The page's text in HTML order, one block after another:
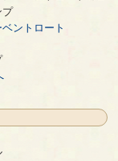
イススタンプ - コトイチ
プ
ントロート